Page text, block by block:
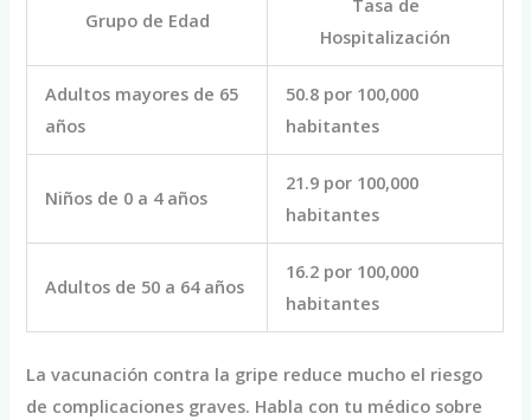
Grupo de Edad
Hospitalización
Adultos mayores de 65
años
50.8 por 100,000
habitantes
Niños de 0 a 4 años
21.9 por 100,000
habitantes
Adultos de 50 a 64 años
16.2 por 100,000
habitantes
La vacunación contra la gripe reduce mucho el riesgo
de complicaciones graves. Habla con tu médico sobre